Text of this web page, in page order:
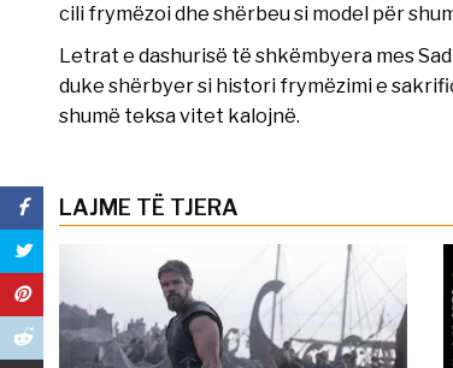
cili frymëzoi dhe shërbeu si model për
Letrat e dashurisë të shkëmbyera mes
duke shërbyer si histori frymëzimi e
shumë teksa vitet kalojnë.
LAJME TË TJERA